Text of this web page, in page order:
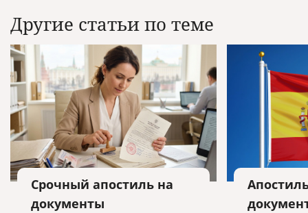
Другие статьи по теме
Срочный апостиль на
документы